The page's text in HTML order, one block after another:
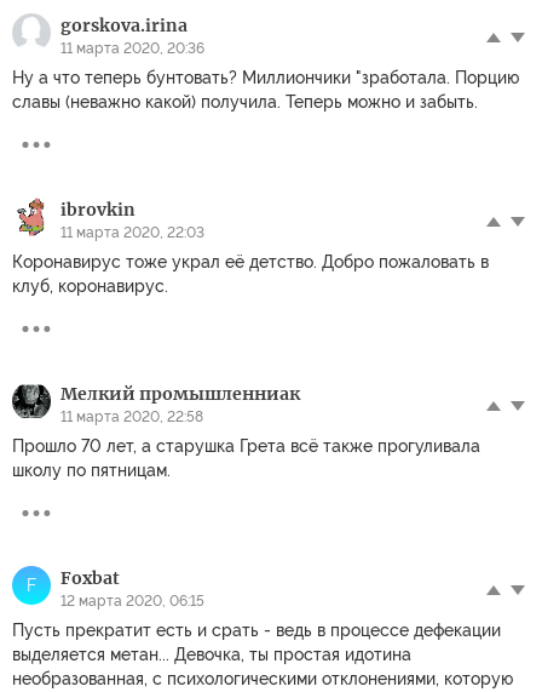
gorskova.irina
11 марта 2020, 20:36
Ну а что теперь бунтовать? Миллиончики "зработала. Порцию
славы (неважно какой) получила. Теперь можно и забыть.
ibrovkin
11 марта 2020, 22:03
Коронавирус тоже украл её детство. Добро пожаловать в
клуб, коронавирус.
Мелкий промышленниак
11 марта 2020, 22:58
Прошло 70 лет, а старушка Грета всё также прогуливала
школу по пятницам.
F Foxbat
12 марта 2020, 06:15
Пусть прекратит есть и срать - ведь в процессе дефекации
выделяется метан... Девочка, ты простая идотина
необразованная, с психологическими отклонениями, которую